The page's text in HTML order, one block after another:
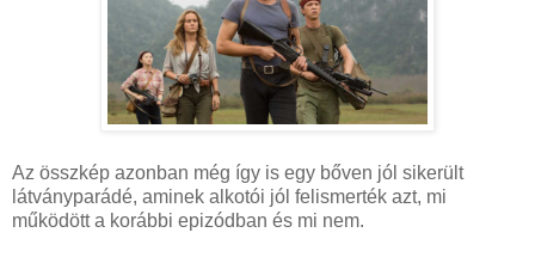
Az összkép azonban még így is egy bőven jól sikerült
látványparádé, aminek alkotói jól felismerték azt, mi
működött a korábbi epizódban és mi nem.